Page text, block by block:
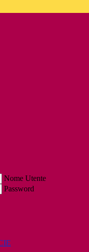
Nome Utente
Password